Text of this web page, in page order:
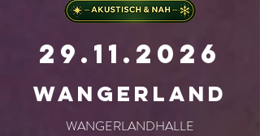
29.11.2026
WANGERLAND
WANGERLANDHALLE